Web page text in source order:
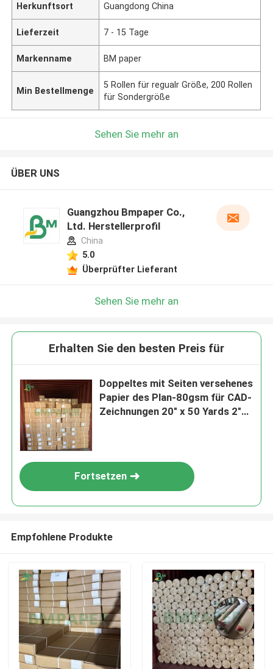
Herkunftsort Guangdong China
Lieferzeit 7 - 15 Tage
Markenname BM paper
Min Bestellmenge
5 Rollen für regualr Größe, 200 Rollen
für Sondergröße
Sehen Sie mehr an
ÜBER UNS
Guangzhou Bmpaper Co.,
Ltd. Herstellerprofil
China
5.0
Überprüfter Lieferant
Sehen Sie mehr an
Erhalten Sie den besten Preis für
Doppeltes mit Seiten versehenes
Papier des Plan-80gsm für CAD-
Zeichnungen 20" x 50 Yards 2"
Fortsetzen
Empfohlene Produkte